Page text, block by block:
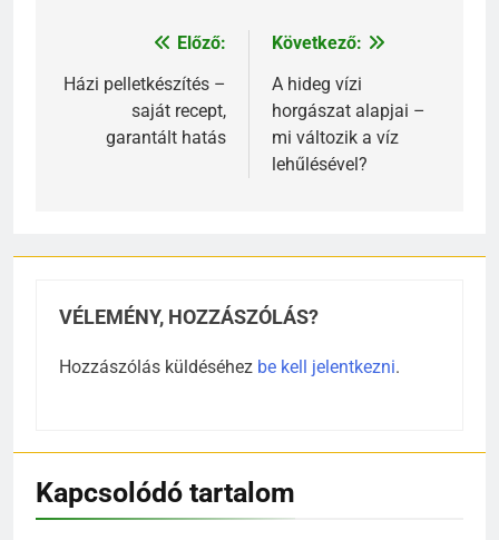
Bejegyzés
navigáció
Előző:
Házi pelletkészítés –
saját recept,
garantált hatás
Következő:
A hideg vízi
horgászat alapjai –
mi változik a víz
lehűlésével?
VÉLEMÉNY, HOZZÁSZÓLÁS?
Hozzászólás küldéséhez be kell jelentkezni.
Kapcsolódó tartalom